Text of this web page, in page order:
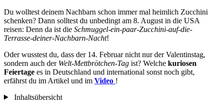
Du wolltest deinem Nachbarn schon immer mal heimlich Zucchini
schenken? Dann solltest du unbedingt am 8. August in die USA
reisen: Denn da ist die Schmuggel-ein-paar-Zucchini-auf-die-
Terrasse-deiner-Nachbarn-Nacht!
Oder wusstest du, dass der 14. Februar nicht nur der Valentinstag,
sondern auch derWelt-Mettbrötchen-Tag ist? Welche kuriosen
Feiertage es in Deutschland und international sonst noch gibt,
erfährst du im Artikel und im Video !
Inhaltsübersicht